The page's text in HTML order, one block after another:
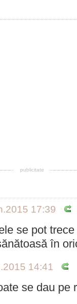
publicitate
17:39
se pot
în
14:41
se dau pe